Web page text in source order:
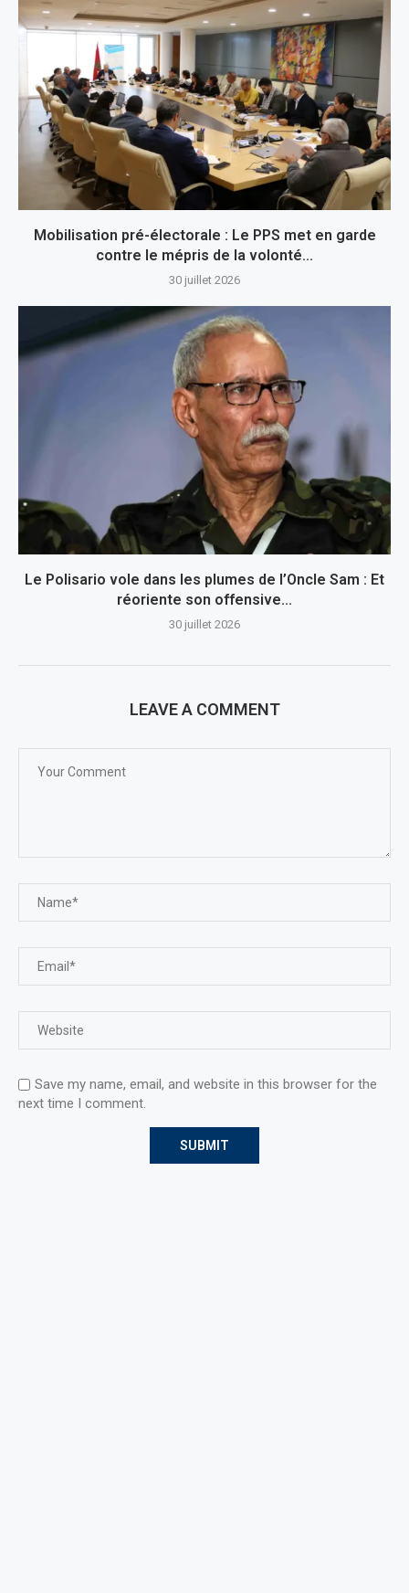
Mobilisation pré-électorale : Le PPS met en garde
contre le mépris de la volonté...
30 juillet 2026
Le Polisario vole dans les plumes de l’Oncle Sam : Et
réoriente son offensive...
30 juillet 2026
LEAVE A COMMENT
Save my name, email, and website in this browser for the
next time I comment.